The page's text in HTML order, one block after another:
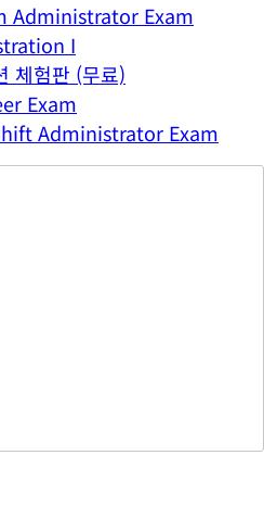
Administrator Exam
I
체험판 (무료)
Exam
Administrator Exam